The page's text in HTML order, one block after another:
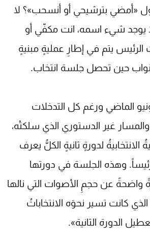
«أمضي بترشيحي أو أنسحب»؟ لا
يوجد شيء اسمه، انت مكفّي أو
الرئيس يتم في إطارِ عمليةٍ مبنيةٍ
حين تحصل جلسة انتخاب.
انتخابات 14 يونيو الماضي ورغم كل التدخلات
والمسار غير الدستوري الذي سلكتْه،
لدورةٍ ثانيةٍ الكلُّ يعرف
وهذه الجلسة في دورتها
عن حجمِ الأصوات التي نالها
كانت تسير نحوَه الانتخاباتُ
الدورة الثانية».